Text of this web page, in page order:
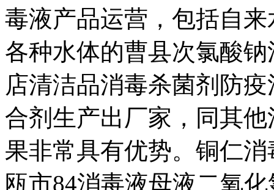
毒液产品运营， 包括自来
各种水体的曹县次氯酸钠
店清洁品消毒杀菌剂 防
合剂生产出厂家， 同其
果非常具有优势。 铜仁消
瓯市84消毒液母液二氧化